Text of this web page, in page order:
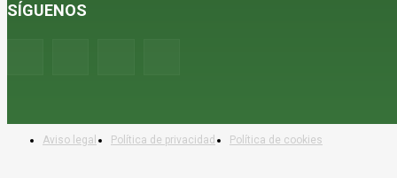
SÍGUENOS
Aviso legal Política de privacidad Política de cookies